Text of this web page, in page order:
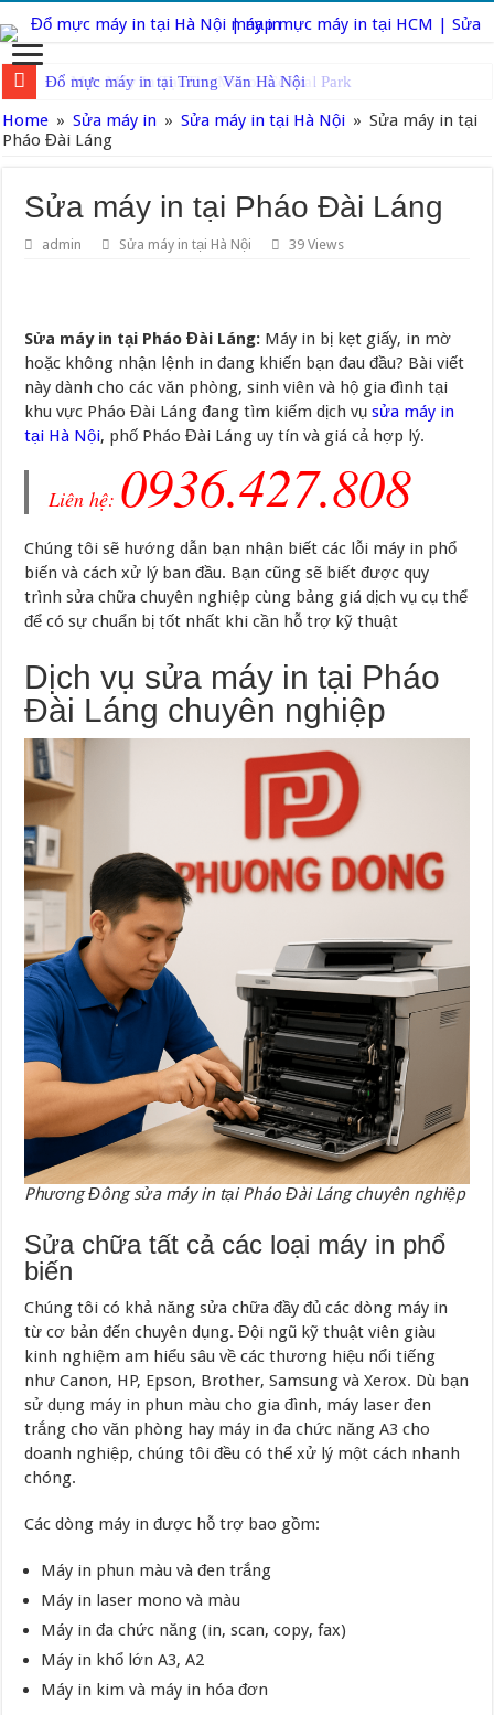
Đổ Mực Máy In Tại The Manor Central Park
Home » Sửa máy in » Sửa máy in tại Hà Nội » Sửa máy in tại
Pháo Đài Láng
Sửa máy in tại Pháo Đài Láng
admin Sửa máy in tại Hà Nội 39 Views
Sửa máy in tại Pháo Đài Láng: Máy in bị kẹt giấy, in mờ
hoặc không nhận lệnh in đang khiến bạn đau đầu? Bài viết
này dành cho các văn phòng, sinh viên và hộ gia đình tại
khu vực Pháo Đài Láng đang tìm kiếm dịch vụsửa máy in
tại Hà Nội, phố Pháo Đài Láng uy tín và giá cả hợp lý.
Liên hệ: 0936.427.808
Chúng tôi sẽ hướng dẫn bạn nhận biết các lỗi máy in phổ
biến và cách xử lý ban đầu. Bạn cũng sẽ biết được quy
trình sửa chữa chuyên nghiệp cùng bảng giá dịch vụ cụ thể
để có sự chuẩn bị tốt nhất khi cần hỗ trợ kỹ thuật
Dịch vụ sửa máy in tại Pháo
Đài Láng chuyên nghiệp
Phương Đông sửa máy in tại Pháo Đài Láng chuyên nghiệp
Sửa chữa tất cả các loại máy in phổ
biến
Chúng tôi có khả năng sửa chữa đầy đủ các dòng máy in
từ cơ bản đến chuyên dụng. Đội ngũ kỹ thuật viên giàu
kinh nghiệm am hiểu sâu về các thương hiệu nổi tiếng
như Canon, HP, Epson, Brother, Samsung và Xerox. Dù bạn
sử dụng máy in phun màu cho gia đình, máy laser đen
trắng cho văn phòng hay máy in đa chức năng A3 cho
doanh nghiệp, chúng tôi đều có thể xử lý một cách nhanh
chóng.
Các dòng máy in được hỗ trợ bao gồm:
Máy in phun màu và đen trắng
Máy in laser mono và màu
Máy in đa chức năng (in, scan, copy, fax)
Máy in khổ lớn A3, A2
Máy in kim và máy in hóa đơn